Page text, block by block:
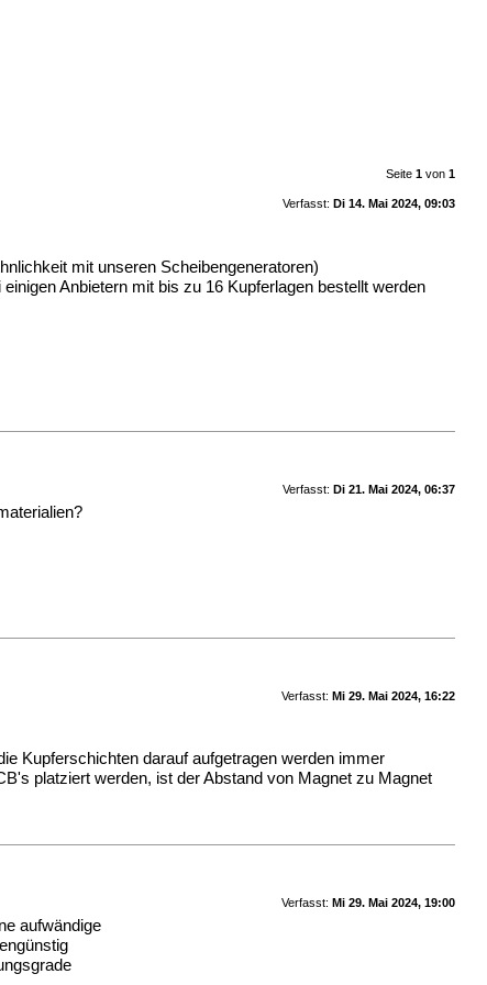
Seite 1von 1
Verfasst: Di 14. Mai 2024, 09:03
mit unseren Scheibengeneratoren)
Anbietern mit bis zu 16 Kupferlagen bestellt werden
Verfasst: Di 21. Mai 2024, 06:37
Verfasst: Mi 29. Mai 2024, 16:22
Kupferschichten darauf aufgetragen werden immer
platziert werden, ist der Abstand von Magnet zu Magnet
Verfasst: Mi 29. Mai 2024, 19:00
aufwändige